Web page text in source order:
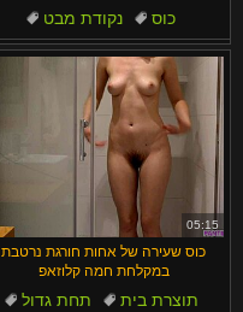
ह िन ्द ी
Türkçe
Български
Dansk
נקודת מבט
כוס
סרטוני רטובים
כוס רטוב
תחת
05:15
כוס שעירה של אחות חורגת נרטבת
במקלחת חמה קלוזאפ
תחת גדול
תוצרת בית